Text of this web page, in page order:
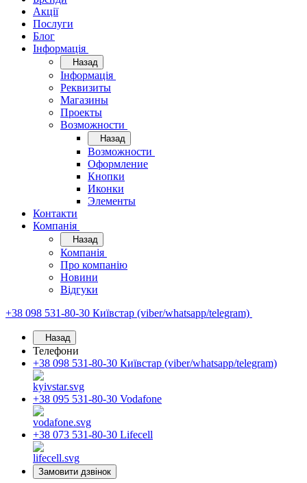
Акції
Послуги
Блог
Інформація
Назад
Інформація
Реквизиты
Магазины
Проекты
Возможности
Назад
Возможности
Оформление
Кнопки
Иконки
Элементы
Контакти
Компанія
Назад
Компанія
Про компанію
Новини
Відгуки
+38 098 531-80-30 Київстар (viber/whatsapp/telegram)
Назад
Телефони
+38 098 531-80-30 Київстар (viber/whatsapp/telegram)
+38 095 531-80-30 Vodafone
+38 073 531-80-30 Lifecell
Замовити дзвінок